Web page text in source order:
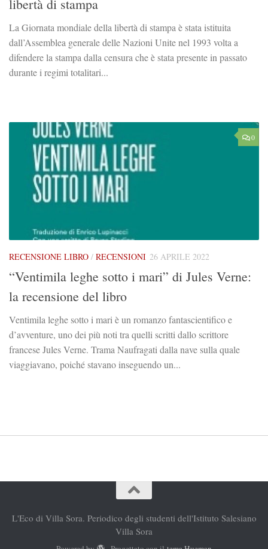
libertà di stampa
La Giornata mondiale della libertà di stampa è stata istituita
dall’Assemblea generale delle Nazioni Unite nel 1993 volta a
difendere la stampa dalla censura che è stata presente in passato
durante i regimi totalitari...
0
RECENSIONE LIBRO / RECENSIONI 26 APRILE 2022
“Ventimila leghe sotto i mari” di Jules Verne:
la recensione del libro
Ventimila leghe sotto i mari è un romanzo fantascientifico e
d’avventure, uno dei più noti tra quelli scritti dallo scrittore
francese Jules Verne. Trama Naufragati dalla nave sulla quale
viaggiavano, poiché stavano inseguendo un...
L'Eco di Villa Sora. Periodico degli studenti dell'Istituto Salesiano
Villa Sora